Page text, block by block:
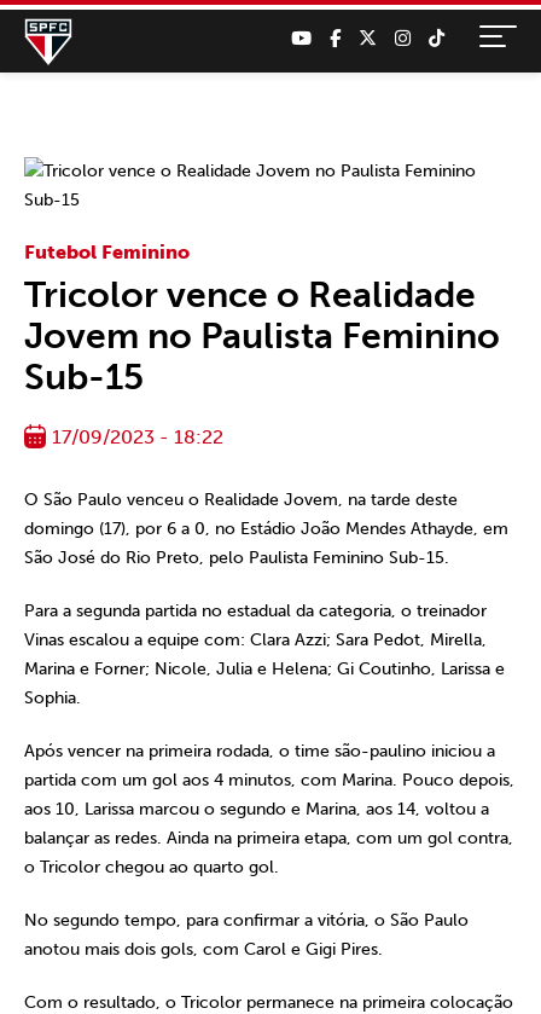
Futebol Feminino
Tricolor vence o Realidade
Jovem no Paulista Feminino
Sub-15
17/09/2023 - 18:22
O São Paulo venceu o Realidade Jovem, na tarde deste
domingo (17), por 6 a 0, no Estádio João Mendes Athayde, em
São José do Rio Preto, pelo Paulista Feminino Sub-15.
Para a segunda partida no estadual da categoria, o treinador
Vinas escalou a equipe com: Clara Azzi; Sara Pedot, Mirella,
Marina e Forner; Nicole, Julia e Helena; Gi Coutinho, Larissa e
Sophia.
Após vencer na primeira rodada, o time são-paulino iniciou a
partida com um gol aos 4 minutos, com Marina. Pouco depois,
aos 10, Larissa marcou o segundo e Marina, aos 14, voltou a
balançar as redes. Ainda na primeira etapa, com um gol contra,
o Tricolor chegou ao quarto gol.
No segundo tempo, para confirmar a vitória, o São Paulo
anotou mais dois gols, com Carol e Gigi Pires.
Com o resultado, o Tricolor permanece na primeira colocação